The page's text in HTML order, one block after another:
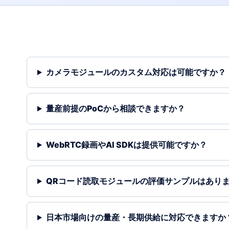
カメラモジュールのカスタム対応は可能ですか？
量産前提のPoCから相談できますか？
WebRTC録画やAI SDKは提供可能ですか？
QRコード読取モジュールの評価サンプルはあり
日本市場向けの量産・長期供給に対応できますか